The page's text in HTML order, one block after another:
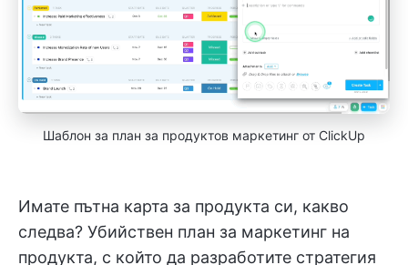
Шаблон за план за продуктов маркетинг от ClickUp
Имате пътна карта за продукта си, какво
следва? Убийствен план за маркетинг на
продукта, с който да разработите стратегия